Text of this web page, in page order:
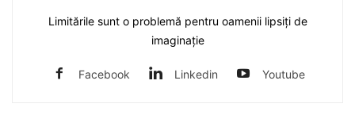
Limitările sunt o problemă pentru oamenii lipsiți de
imaginație
Facebook Linkedin Youtube